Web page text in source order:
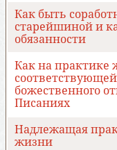
Как быть
старейшиной и
обязанности
Как на
божественного
Писаниях
Надлежащая
жизни